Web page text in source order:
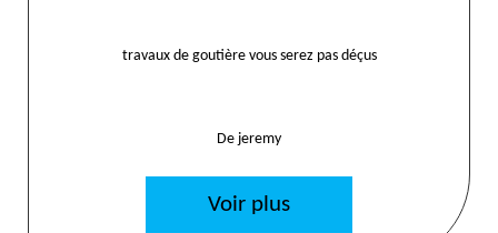
travaux de goutière vous serez pas déçus
De jeremy
Voir plus